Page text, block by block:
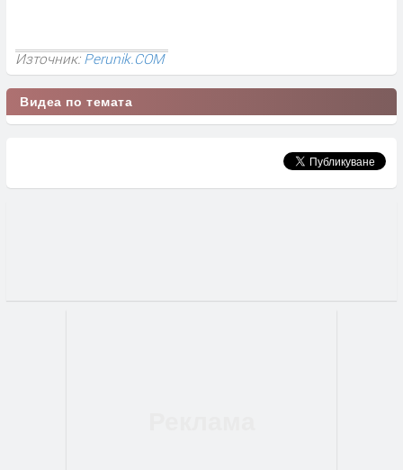
Източник: Perunik.COM
Видеа по темата